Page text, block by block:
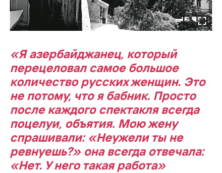
«Я азербайджанец, который
перецеловал самое большое
количество русских женщин. Это
не потому, что я бабник. Просто
после каждого спектакля всегда
поцелуи, объятия. Мою жену
спрашивали: «Неужели ты не
ревнуешь?» она всегда отвечала:
«Нет. У него такая работа»